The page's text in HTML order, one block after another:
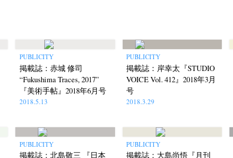
PUBLICITY
掲載誌：赤城 修司
“Fukushima Traces, 2017”
『美術手帖』2018年6月号
2018.5.13
PUBLICITY
掲載誌：岸幸太『STUDIO
VOICE Vol. 412』2018年3月
号
2018.3.29
PUBLICITY
掲載誌：北島敬三 『日本
PUBLICITY
掲載誌：大島尚悟『月刊